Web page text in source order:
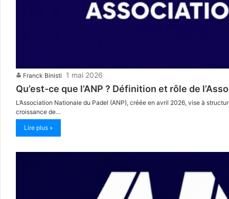
Franck Binisti 1 mai 2026
Qu’est-ce que l’ANP ? Définition et rôle de
L’Association Nationale du Padel (ANP), créée en avril 2026, vise à
croissance de…
Lire plus »